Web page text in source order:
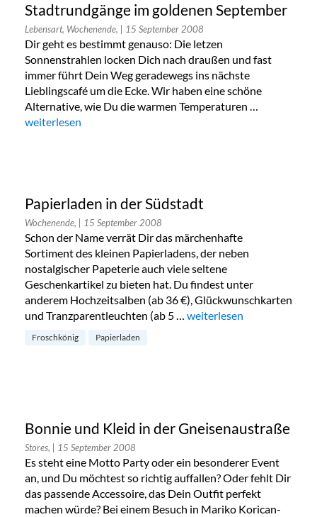
Stadtrundgänge im goldenen September
Lebensart, Wochenende, | 15 September 2008
Dir geht es bestimmt genauso: Die letzen
Sonnenstrahlen locken Dich nach draußen und fast
immer führt Dein Weg geradewegs ins nächste
Lieblingscafé um die Ecke. Wir haben eine schöne
Alternative, wie Du die warmen Temperaturen …
„Stadtrundgänge im goldenen September“
weiterlesen
Papierladen in der Südstadt
Wochenende, | 15 September 2008
Schon der Name verrät Dir das märchenhafte
Sortiment des kleinen Papierladens, der neben
nostalgischer Papeterie auch viele seltene
Geschenkartikel zu bieten hat. Du findest unter
anderem Hochzeitsalben (ab 36 €), Glückwunschkarten
und Tranzparentleuchten (ab 5 … „Papierladen in der
weiterlesen
Froschkönig Papierladen
Bonnie und Kleid in der Gneisenaustraße
Stores, | 15 September 2008
Es steht eine Motto Party oder ein besonderer Event
an, und Du möchtest so richtig auffallen? Oder fehlt Dir
das passende Accessoire, das Dein Outfit perfekt
machen würde? Bei einem Besuch in Mariko Korican-